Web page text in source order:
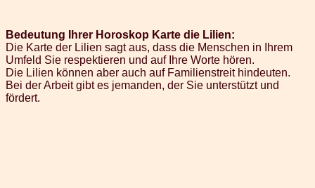
Bedeutung Ihrer Horoskop Karte die Lilien:
Die Karte der Lilien sagt aus, dass die Menschen in Ihrem
Umfeld Sie respektieren und auf Ihre Worte hören.
Die Lilien können aber auch auf Familienstreit hindeuten.
Bei der Arbeit gibt es jemanden, der Sie unterstützt und
fördert.